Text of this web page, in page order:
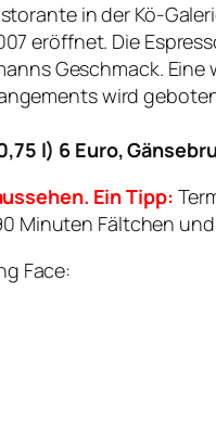
in der Kö-
eröffnet. Die
Geschmack.
wird
l) 6 Euro,
Ein Tipp:
Minuten Fältchen
Face: